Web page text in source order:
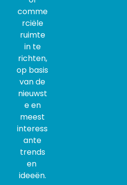
comme
rciële
ruimte
in te
richten,
op basis
van de
nieuwst
e en
meest
interess
ante
trends
en
ideeën.